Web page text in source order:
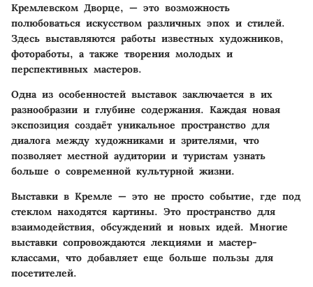
Кремлевском Дворце, — это возможность
полюбоваться искусством различных эпох и стилей.
Здесь выставляются работы известных художников,
фотоработы, а также творения молодых и
перспективных мастеров.
Одна из особенностей выставок заключается в их
разнообразии и глубине содержания. Каждая новая
экспозиция создаёт уникальное пространство для
диалога между художниками и зрителями, что
позволяет местной аудитории и туристам узнать
больше о современной культурной жизни.
Выставки в Кремле — это не просто событие, где под
стеклом находятся картины. Это пространство для
взаимодействия, обсуждений и новых идей. Многие
выставки сопровождаются лекциями и мастер-
классами, что добавляет еще больше пользы для
посетителей.